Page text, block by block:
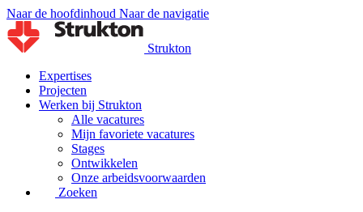
Naar de hoofdinhoud Naar de navigatie
Strukton
Expertises
Projecten
Werken bij Strukton
Alle vacatures
Mijn favoriete vacatures
Stages
Ontwikkelen
Onze arbeidsvoorwaarden
Zoeken